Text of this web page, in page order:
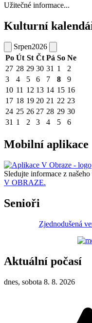
Užitečné informace...
Kulturní
Srpen2026
Po Út St Čt Pá So Ne
27 28 29 30 31 1
2
3
4 5 6 7 8
9
10 11 12 13 14 15 16
17 18 19 20 21 22 23
24 25 26 27 28 29 30
31 1 2 3 4 5 6
Mobilní aplikace
Sledujte informace z
V OBRAZE.
Senioři
Zjednodušená
Aktuální počasí
dnes, sobota 8. 8. 2026